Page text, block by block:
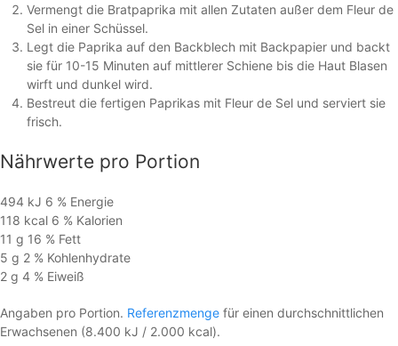
Vermengt die Bratpaprika mit allen Zutaten außer dem Fleur de
Sel in einer Schüssel.
Legt die Paprika auf den Backblech mit Backpapier und backt
sie für 10-15 Minuten auf mittlerer Schiene bis die Haut Blasen
wirft und dunkel wird.
Bestreut die fertigen Paprikas mit Fleur de Sel und serviert sie
frisch.
Nährwerte pro Portion
494 kJ 6 % Energie
118 kcal 6 % Kalorien
11 g 16 % Fett
5 g 2 % Kohlen­hydrate
2 g 4 % Eiweiß
Angaben pro Portion. Referenzmenge für einen durchschnittlichen
Erwachsenen (8.400 kJ / 2.000 kcal).